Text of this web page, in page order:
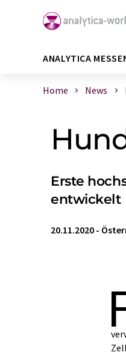
ANALYTICA
Home News
Erste
entwickelt
20.11.2020 -